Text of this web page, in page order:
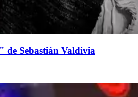
de Sebastián Valdivia